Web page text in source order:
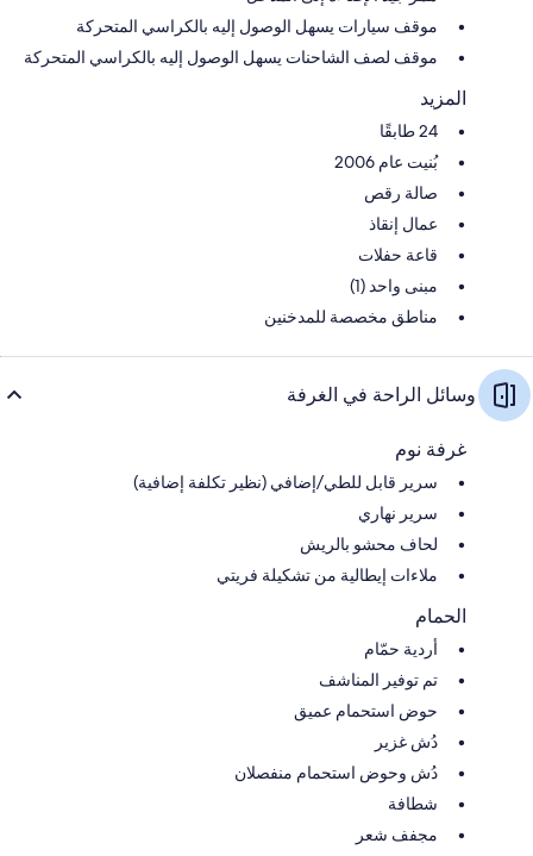
موقف سيارات يسهل الوصول إليه بالكراسي المتحركة
موقف لصف الشاحنات يسهل الوصول إليه بالكراسي المتحركة
المزيد
24 طابقًا
بُنيت عام 2006
صالة رقص
عمال إنقاذ
قاعة حفلات
مبنى واحد (1)
مناطق مخصصة للمدخنين
وسائل الراحة في الغرفة
غرفة نوم
سرير قابل للطي/إضافي (نظير تكلفة إضافية)
سرير نهاري
لحاف محشو بالريش
ملاءات إيطالية من تشكيلة فريتي
الحمام
أردية حمّام
تم توفير المناشف
حوض استحمام عميق
دُش غزير
دُش وحوض استحمام منفصلان
شطافة
مجفف شعر